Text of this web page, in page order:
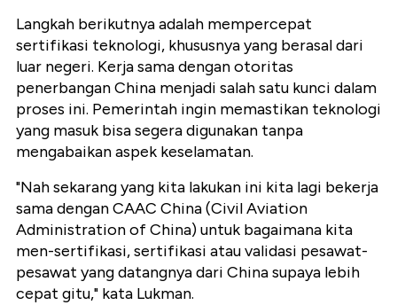
Langkah berikutnya adalah mempercepat
sertifikasi teknologi, khususnya yang berasal dari
luar negeri. Kerja sama dengan otoritas
penerbangan China menjadi salah satu kunci dalam
proses ini. Pemerintah ingin memastikan teknologi
yang masuk bisa segera digunakan tanpa
mengabaikan aspek keselamatan.
"Nah sekarang yang kita lakukan ini kita lagi bekerja
sama dengan CAAC China (Civil Aviation
Administration of China) untuk bagaimana kita
men-sertifikasi, sertifikasi atau validasi pesawat-
pesawat yang datangnya dari China supaya lebih
cepat gitu," kata Lukman.